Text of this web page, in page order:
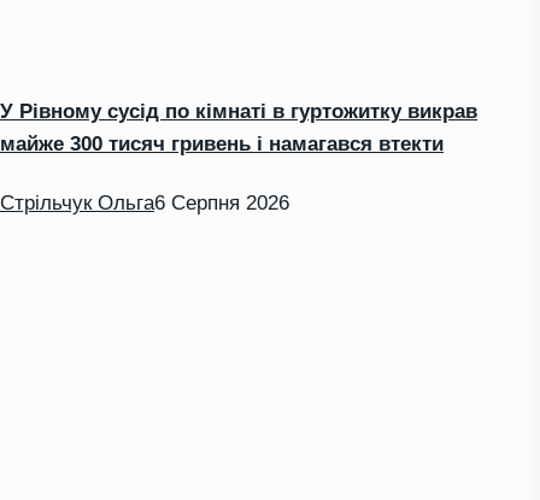
У Рівному сусід по кімнаті в гуртожитку викрав
майже 300 тисяч гривень і намагався втекти
Стрільчук Ольга6 Серпня 2026